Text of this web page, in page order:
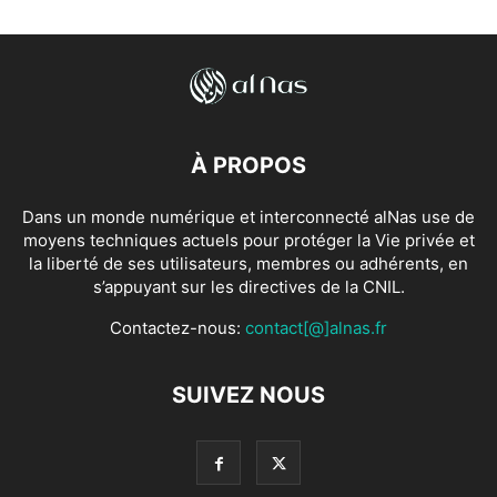
À PROPOS
Dans un monde numérique et interconnecté alNas use de
moyens techniques actuels pour protéger la Vie privée et
la liberté de ses utilisateurs, membres ou adhérents, en
s’appuyant sur les directives de la CNIL.
Contactez-nous: contact[@]alnas.fr
SUIVEZ NOUS